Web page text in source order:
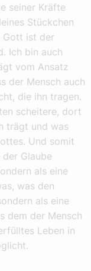
seiner Kräfte
Stückchen
Gott ist der
Ich bin auch
vom Ansatz
der Mensch auch
die ihn tragen.
scheitere, dort
trägt und was
Und somit
Glaube
als eine
was den
als eine
dem der Mensch
Leben in